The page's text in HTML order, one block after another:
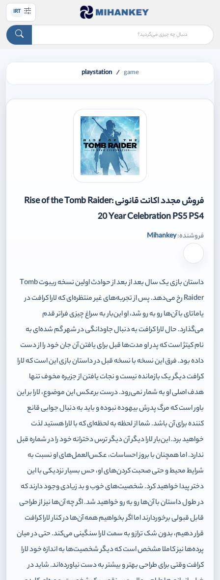
IRT
game
playstation
فروش مجدد اکانت قانونی Rise of the Tomb Raider:
20 Year Celebration PS5 PS4
فروشنده:Mihankey
برای افزودن وارد شوید
داستان بازی یک سال بعد از بعد از حوادث اولین نسخه ریبوت Tomb
Raider رخ می‌دهد. پس از تجربه‌های غیر منتظره‌ای که لارا کرافت در
یاماتای با آن‌ها رو به رو شد، او این‌بار به سراغ چیزی فراتر قدم
می‌گذارد. حال لارا کرافت به دنبال جاودانگی در شهر گم شده‌ای به
نام کیتژ است که پدر او مدت‌ها قبل برای یافتن آن جان خود را از دست
داده بود. فرق این نسخه با نسخه قبل در داستان بازی این است که لارا
کرافت دیگر یک بازمانده نیست و نجات یافتن از جزیره مخوف تنها
هدف اصلی او به شمار نمی‌رود. درست برعکس این موضوع، لارا بر این
باور است که مرگ پدرش بیهوده نبوده و باید به دنبال جوابی قانع
کننده برای آن باشد. شما از لحظه به لحظه‌ای که با لارا هستید لذت
خواهید برد. این‌بار لارا دیگر آن دیگر ترس دخترانه خود را در شماره قبل
ندارد.اما همچنان با بروز احساسات، عکس‌العمل‌های او نسبت به
شرایط محیط و حتی صحبت کردن‌های او، حس بسیار نزدیکی با این
دختر پیدا خواهید کرد. شخصیت‌های خوب و بد زیادی وجود دارند که
در طول داستان با آن‌ها رو به رو خواهید شد. اگر چه آن‌ها نیز از طراحی
قابل قبولی برخوردارند اما اگر بخواهیم همه آن‌ها در کنار لارا کرافت
قرار دهیم، بدون شک ترازو به سمت لارا سنگینی می‌کند. حتی در میان
پرده‌ها نیز کاملا مشخص است که دیگر شخصیت‌ها به اندازه خود لارا
کرافت وقتی برای طراحی بهتر و بیشتر به دست نیاورده‌اند. شاید در